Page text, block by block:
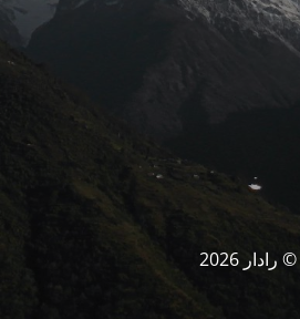
© رادار 2026